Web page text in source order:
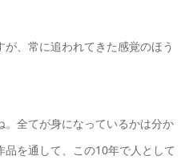
、常に追われてきた感覚のほう
全てが身になっているかは分か
を通して、この10年で人として